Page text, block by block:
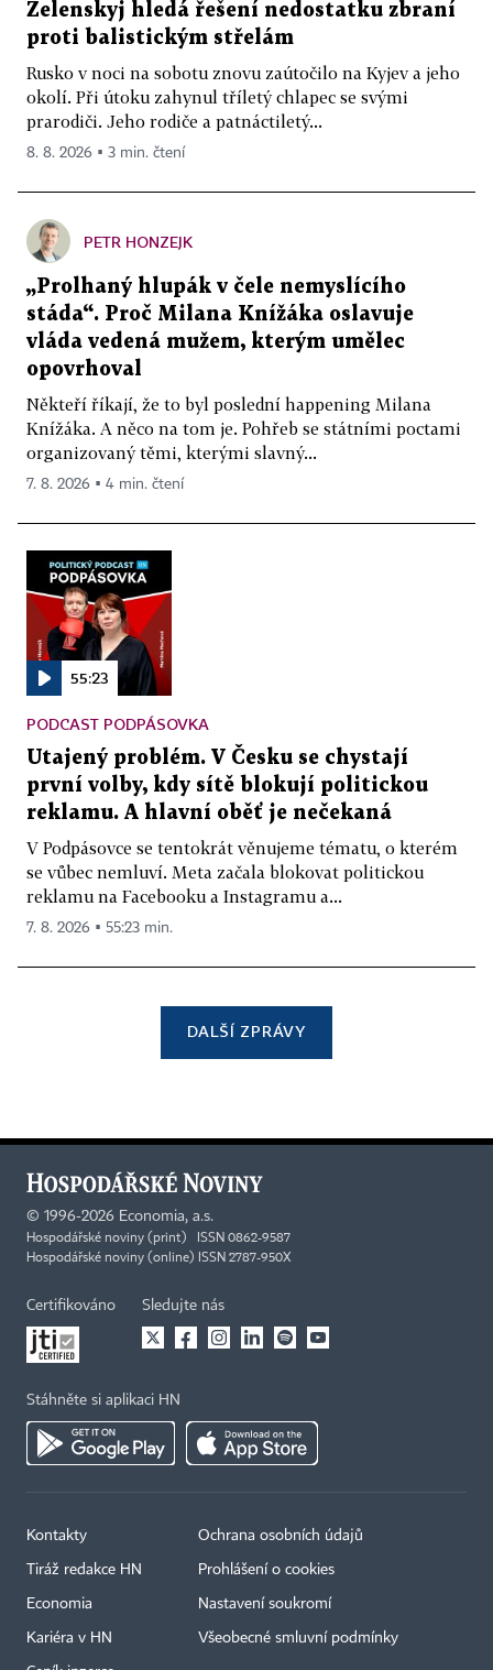
Zelenskyj hledá řešení nedostatku zbraní
proti balistickým střelám
Rusko v noci na sobotu znovu zaútočilo na Kyjev a jeho
okolí. Při útoku zahynul tříletý chlapec se svými
prarodiči. Jeho rodiče a patnáctiletý...
8. 8. 2026 ▪ 3 min. čtení
PETR HONZEJK
„Prolhaný hlupák v čele nemyslícího
stáda“. Proč Milana Knížáka oslavuje
vláda vedená mužem, kterým umělec
opovrhoval
Někteří říkají, že to byl poslední happening Milana
Knížáka. A něco na tom je. Pohřeb se státními poctami
organizovaný těmi, kterými slavný...
7. 8. 2026 ▪ 4 min. čtení
55:23
PODCAST PODPÁSOVKA
Utajený problém. V Česku se chystají
první volby, kdy sítě blokují politickou
reklamu. A hlavní oběť je nečekaná
V Podpásovce se tentokrát věnujeme tématu, o kterém
se vůbec nemluví. Meta začala blokovat politickou
reklamu na Facebooku a Instagramu a...
7. 8. 2026 ▪ 55:23 min.
DALŠÍ ZPRÁVY
© 1996-2026 Economia, a.s.
Hospodářské noviny (print) ISSN 0862-9587
Hospodářské noviny (online) ISSN 2787-950X
Certifikováno Sledujte nás
Stáhněte si aplikaci HN
Kontakty
Tiráž redakce HN
Economia
Kariéra v HN
Ochrana osobních údajů
Prohlášení o cookies
Nastavení soukromí
Všeobecné smluvní podmínky